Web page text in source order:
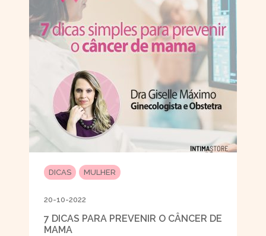
DICAS MULHER
20-10-2022
7 DICAS PARA PREVENIR O CÂNCER DE
MAMA